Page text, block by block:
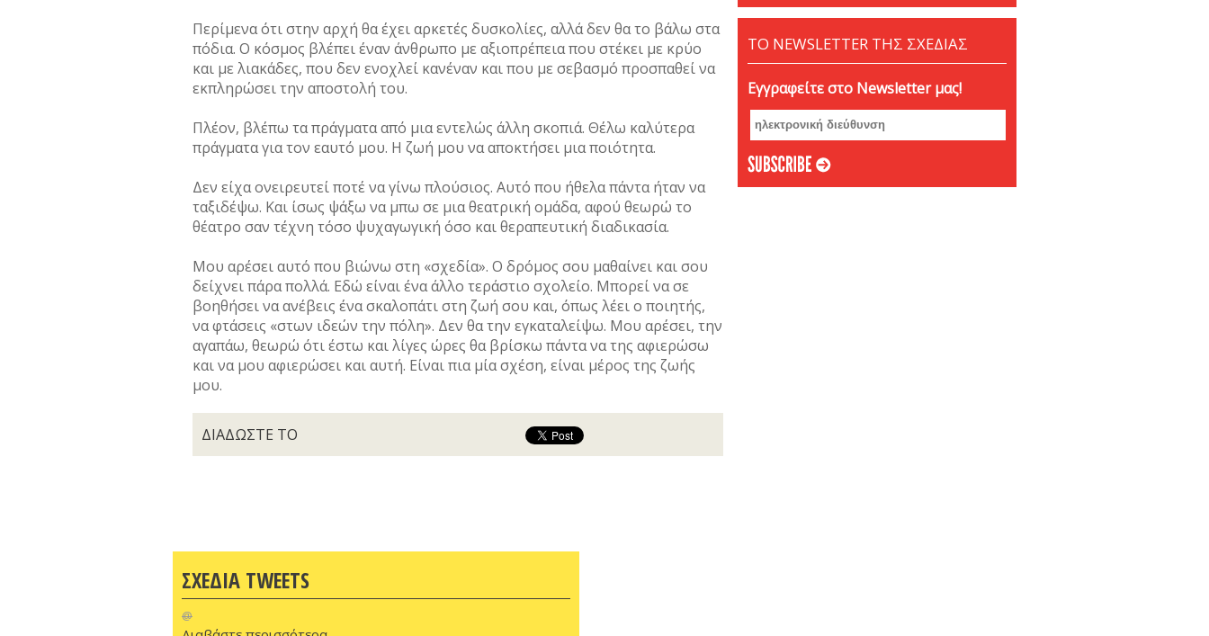
Περίμενα ότι στην αρχή θα έχει αρκετές δυσκολίες, αλλά δεν θα το βάλω στα
πόδια. Ο κόσμος βλέπει έναν άνθρωπο με αξιοπρέπεια που στέκει με κρύο
και με λιακάδες, που δεν ενοχλεί κανέναν και που με σεβασμό προσπαθεί να
εκπληρώσει την αποστολή του.
Πλέον, βλέπω τα πράγματα από μια εντελώς άλλη σκοπιά. Θέλω καλύτερα
πράγματα για τον εαυτό μου. Η ζωή μου να αποκτήσει μια ποιότητα.
Δεν είχα ονειρευτεί ποτέ να γίνω πλούσιος. Αυτό που ήθελα πάντα ήταν να
ταξιδέψω. Και ίσως ψάξω να μπω σε μια θεατρική ομάδα, αφού θεωρώ το
θέατρο σαν τέχνη τόσο ψυχαγωγική όσο και θεραπευτική διαδικασία.
Μου αρέσει αυτό που βιώνω στη «σχεδία». Ο δρόμος σου μαθαίνει και σου
δείχνει πάρα πολλά. Εδώ είναι ένα άλλο τεράστιο σχολείο. Μπορεί να σε
βοηθήσει να ανέβεις ένα σκαλοπάτι στη ζωή σου και, όπως λέει ο ποιητής,
να φτάσεις «στων ιδεών την πόλη». Δεν θα την εγκαταλείψω. Μου αρέσει, την
αγαπάω, θεωρώ ότι έστω και λίγες ώρες θα βρίσκω πάντα να της αφιερώσω
και να μου αφιερώσει και αυτή. Είναι πια μία σχέση, είναι μέρος της ζωής
μου.
ΔΙΑΔΩΣΤΕ ΤΟ
ΤΟ NEWSLETTER ΤΗΣ ΣΧΕΔΙΑΣ
Εγγραφείτε στο Newsletter μας!
ΣΧΕΔΙΑ TWEETS
@